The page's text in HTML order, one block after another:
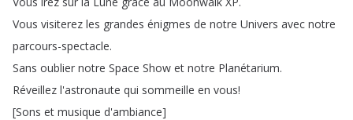
Vous visiterez les grandes énigmes de notre Univers avec notre
parcours-spectacle.
Sans oublier notre Space Show et notre Planétarium.
Réveillez l'astronaute qui sommeille en vous!
[Sons et musique d'ambiance]